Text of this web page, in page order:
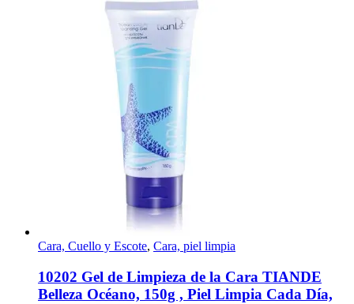
Cara, Cuello y Escote, Cara, piel limpia
10202 Gel de Limpieza de la Cara TIANDE
Belleza Océano, 150g , Piel Limpia Cada Día,